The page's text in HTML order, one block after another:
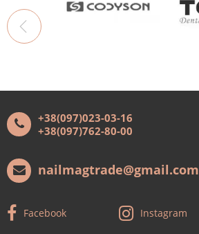
+38(097)023-03-16
+38(097)762-80-00
nailmagtrade@gmail.com
Facebook Instagram